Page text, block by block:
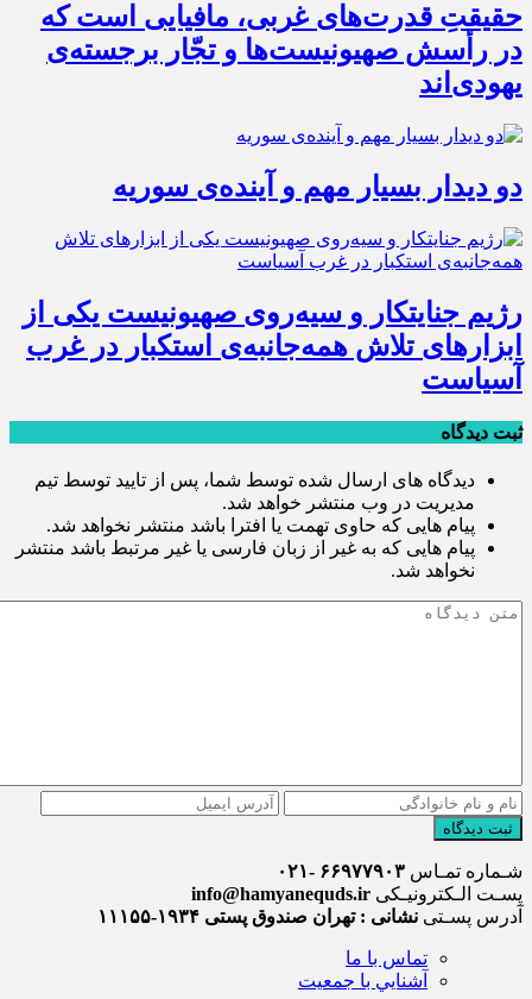
حقیقتِ قدرت‌های غربی، مافیایی است که
در رأسش صهیونیست‌ها و تجّار برجسته‌ی
یهودی‌اند
دو دیدار بسیار مهم و آینده‌ی سوریه
رژیم جنایتکار و سیه‌‌روی صهیونیست یکی از
ابزارهای تلاش همه‌جانبه‌ی استکبار در غرب
آسیاست
ثبت دیدگاه
دیدگاه های ارسال شده توسط شما، پس از تایید توسط تیم
مدیریت در وب منتشر خواهد شد.
پیام هایی که حاوی تهمت یا افترا باشد منتشر نخواهد شد.
پیام هایی که به غیر از زبان فارسی یا غیر مرتبط باشد منتشر
نخواهد شد.
ثبت دیدگاه
شـماره تمـاس ۶۶۹۷۷۹۰۳ -۰۲۱
پسـت الـکترونیـکی info@hamyanequds.ir
آدرس پسـتی نشانی : تهران صندوق پستی ۱۹۳۴-۱۱۱۵۵
تماس با ما
آشنايي با جمعيت